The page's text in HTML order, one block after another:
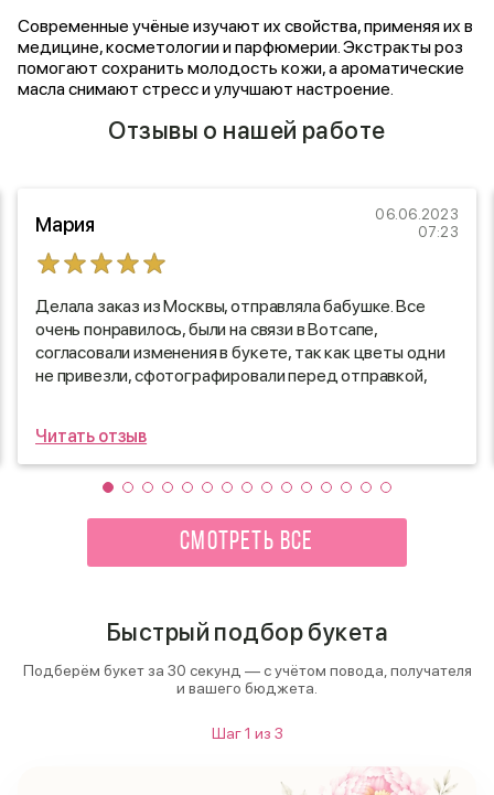
Современные учёные изучают их свойства, применяя их в
медицине, косметологии и парфюмерии. Экстракты роз
помогают сохранить молодость кожи, а ароматические
масла снимают стресс и улучшают настроение.
Отзывы о нашей работе
Мария
06.06.2023
07:23
Делала заказ из Москвы, отправляла бабушке. Все
очень понравилось, были на связи в Вотсапе,
согласовали изменения в букете, так как цветы одни
не привезли, сфотографировали перед отправкой,
Большое спасибо!:) буду заказывать ещё.
Читать отзыв
СМОТРЕТЬ ВСЕ
Быстрый подбор букета
Подберём букет за 30 секунд — с учётом повода, получателя
и вашего бюджета.
Шаг1 из 3